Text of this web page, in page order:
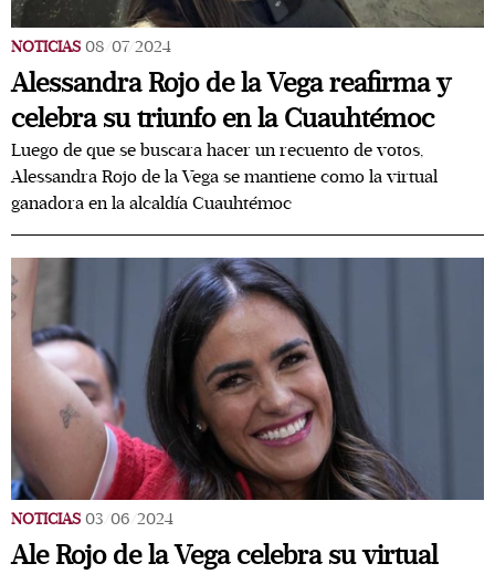
NOTICIAS 08/07/2024
Alessandra Rojo de la Vega reafirma y
celebra su triunfo en la Cuauhtémoc
Luego de que se buscara hacer un recuento de votos,
Alessandra Rojo de la Vega se mantiene como la virtual
ganadora en la alcaldía Cuauhtémoc
NOTICIAS 03/06/2024
Ale Rojo de la Vega celebra su virtual